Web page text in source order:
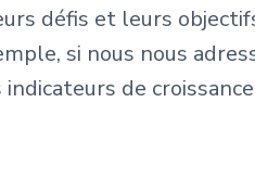
défis et leurs
si nous nous
de